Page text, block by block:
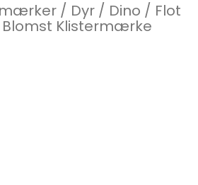
/ Dyr / Dino / Flot
Blomst Klistermærke